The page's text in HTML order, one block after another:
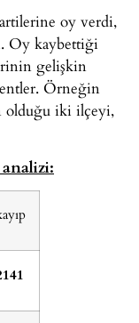
oy verdi,
Oy kaybettiği
gelişkin
Örneğin
olduğu iki ilçeyi,